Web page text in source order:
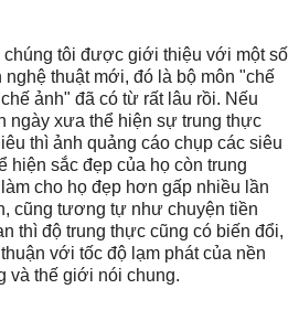
tôi được giới thiệu với một số
nghệ thuật mới, đó là bộ môn "chế
ảnh" đã có từ rất lâu rồi. Nếu
ngày xưa thể hiện sự trung thực
thì ảnh quảng cáo chụp các siêu
hiện sắc đẹp của họ còn trung
cho họ đẹp hơn gấp nhiều lần
cũng tương tự như chuyện tiền
thì độ trung thực cũng có biến đổi,
với tốc độ lạm phát của nền
và thế giới nói chung.